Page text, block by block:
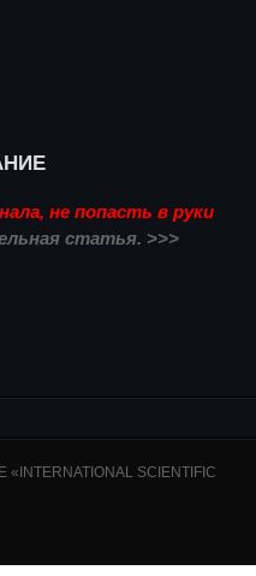
не попасть в руки
статья. >>>
SCIENTIFIC